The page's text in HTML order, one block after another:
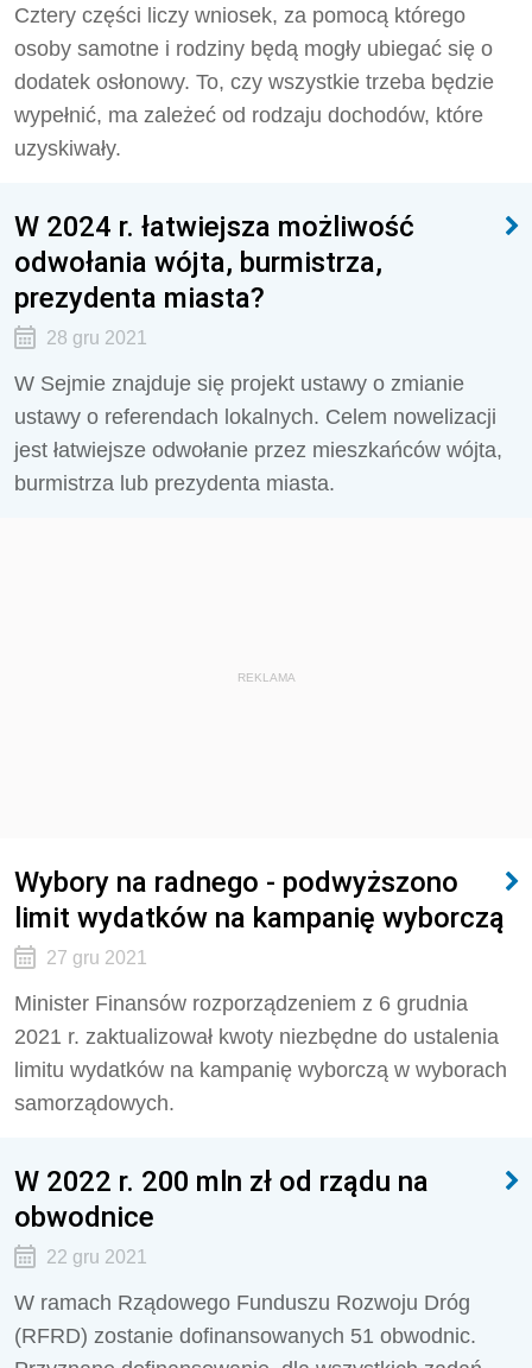
Cztery części liczy wniosek, za pomocą którego
osoby samotne i rodziny będą mogły ubiegać się o
dodatek osłonowy. To, czy wszystkie trzeba będzie
wypełnić, ma zależeć od rodzaju dochodów, które
uzyskiwały.
W 2024 r. łatwiejsza możliwość
odwołania wójta, burmistrza,
prezydenta miasta?
28 gru 2021
W Sejmie znajduje się projekt ustawy o zmianie
ustawy o referendach lokalnych. Celem nowelizacji
jest łatwiejsze odwołanie przez mieszkańców wójta,
burmistrza lub prezydenta miasta.
REKLAMA
Wybory na radnego - podwyższono
limit wydatków na kampanię wyborczą
27 gru 2021
Minister Finansów rozporządzeniem z 6 grudnia
2021 r. zaktualizował kwoty niezbędne do ustalenia
limitu wydatków na kampanię wyborczą w wyborach
samorządowych.
W 2022 r. 200 mln zł od rządu na
obwodnice
22 gru 2021
W ramach Rządowego Funduszu Rozwoju Dróg
(RFRD) zostanie dofinansowanych 51 obwodnic.